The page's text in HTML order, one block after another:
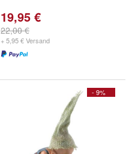
19,95 €
22,00 €
+ 5,95 € Versand
- 9%